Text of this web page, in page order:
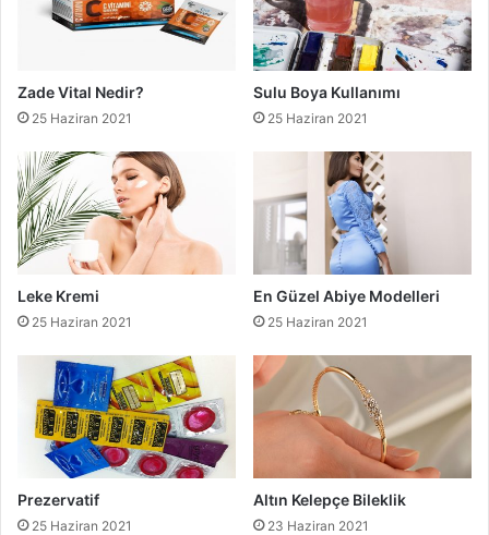
Zade Vital Nedir?
25 Haziran 2021
Sulu Boya Kullanımı
25 Haziran 2021
Leke Kremi
25 Haziran 2021
En Güzel Abiye Modelleri
25 Haziran 2021
Prezervatif
25 Haziran 2021
Altın Kelepçe Bileklik
23 Haziran 2021